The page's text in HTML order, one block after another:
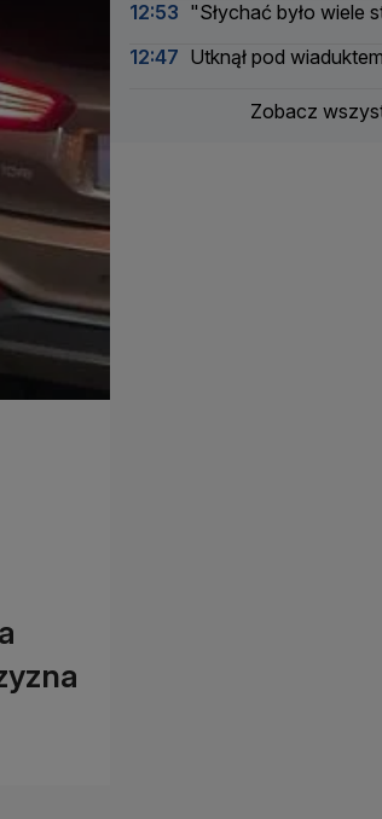
rozwiązana
12:53 "Słychać było wiele
12:47 Utknął pod
Zobacz